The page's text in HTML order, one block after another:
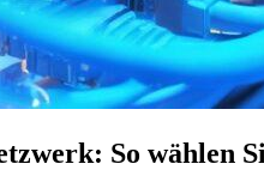
So wählen